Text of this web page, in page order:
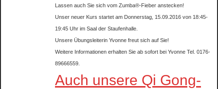
Lassen auch Sie sich vom Zumba®-Fieber anstecken!
Unser neuer Kurs startet am Donnerstag, 15.09.2016 von 18:45-
19:45 Uhr im Saal der Staufenhalle.
Unsere Übungsleiterin Yvonne freut sich auf Sie!
Weitere Informationen erhalten Sie ab sofort bei Yvonne Tel. 0176-
89666559.
Auch unsere Qi Gong-